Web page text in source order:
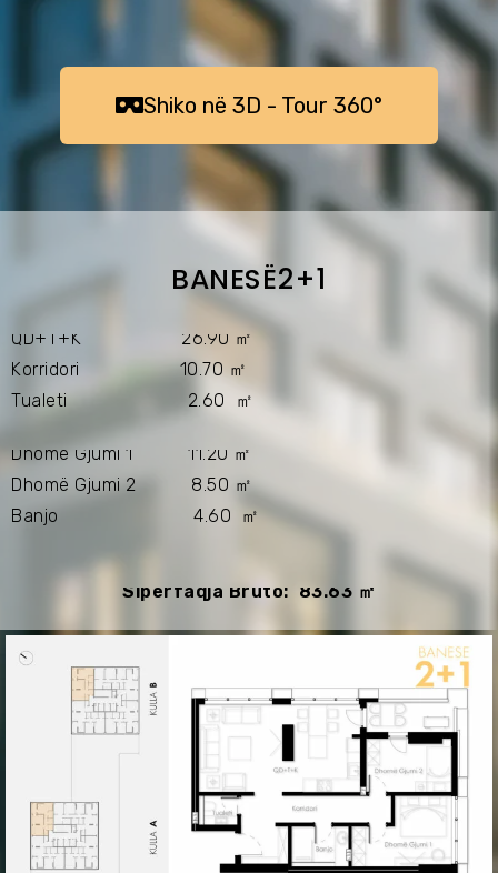
ㅤㅤShiko në 3D - Tour 360°ㅤㅤㅤ
BANESËㅤ2+1
QD+T+K 26.90 ㎡
Korridori 10.70 ㎡
Tualeti 2.60 ㎡
Dhomë Gjumi 1 11.20 ㎡
Dhomë Gjumi 2 8.50 ㎡
Banjo 4.60 ㎡
Sipërfaqja Bruto: 83.63 ㎡